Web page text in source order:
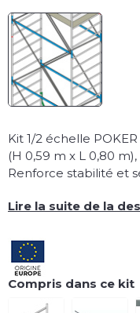
Kit 1/2 échelle
(H 0,59 m x L 0,80
Renforce stabilité et
Lire la suite de la
Compris dans ce kit